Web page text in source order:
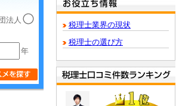
法人
年
税理士業界の現状
税理士の選び方